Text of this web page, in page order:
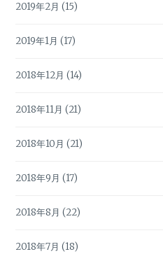
2019年2月 (15)
2019年1月 (17)
2018年12月 (14)
2018年11月 (21)
2018年10月 (21)
2018年9月 (17)
2018年8月 (22)
2018年7月 (18)